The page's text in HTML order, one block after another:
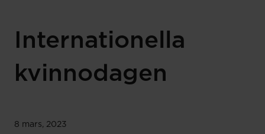
Internationella
kvinnodagen
8 mars, 2023